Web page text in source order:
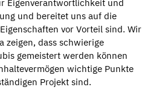
Eigenverantwortlichkeit und
und bereitet uns auf die
vor Vorteil sind. Wir
zeigen, dass schwierige
gemeistert werden können
wichtige Punkte
Projekt sind.